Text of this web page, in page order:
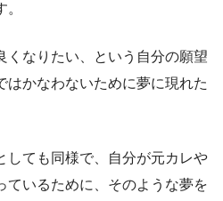
くなりたい、という自分の願望
はかなわないために夢に現れた
しても同様で、自分が元カレや
ているために、そのような夢を